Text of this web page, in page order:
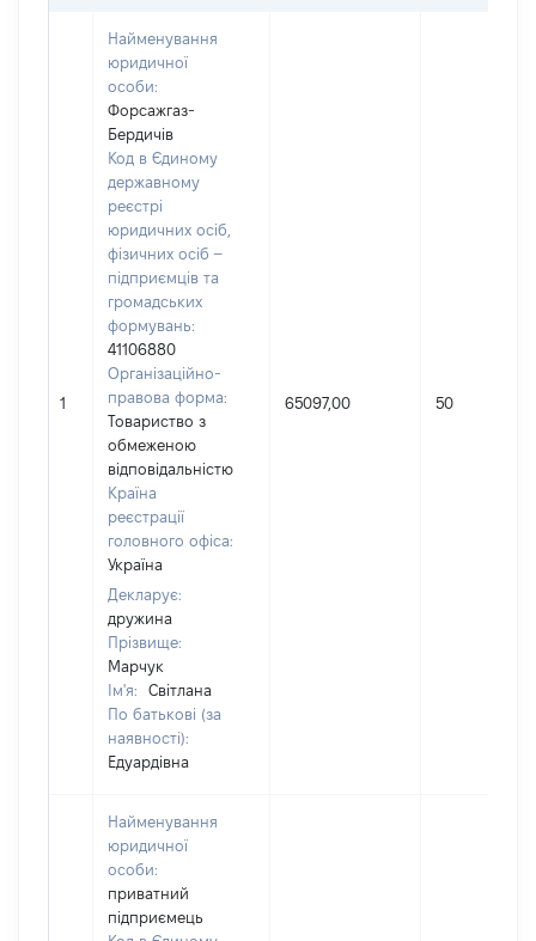
1
Найменування
юридичної
особи:
Форсажгаз-
Бердичів
Код в Єдиному
державному
реєстрі
юридичних осіб,
фізичних осіб –
підприємців та
громадських
формувань:
41106880
Організаційно-
правова форма:
Товариство з
обмеженою
відповідальністю
Країна
реєстрації
головного офіса:
Україна
Декларує:
дружина
Прізвище:
Марчук
Ім'я:
Світлана
По батькові (за
наявності):
Едуардівна
65097,00 50
Найменування
юридичної
особи:
приватний
підприємець